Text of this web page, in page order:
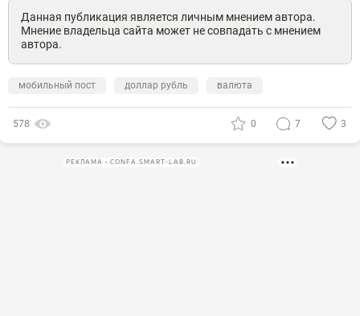
Данная публикация является личным мнением автора.
Мнение владельца сайта может не совпадать с мнением
автора.
мобильный пост доллар рубль валюта
578 0 7 3
РЕКЛАМА • CONFA.SMART-LAB.RU